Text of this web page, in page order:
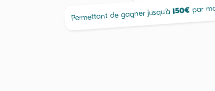
Permettant de gagner jusqu'à150€ par